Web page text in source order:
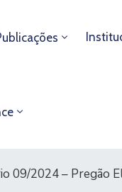
09/2024 – Pregão